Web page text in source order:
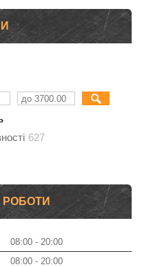
627
РОБОТИ
08:00
20:00
08:00
20:00